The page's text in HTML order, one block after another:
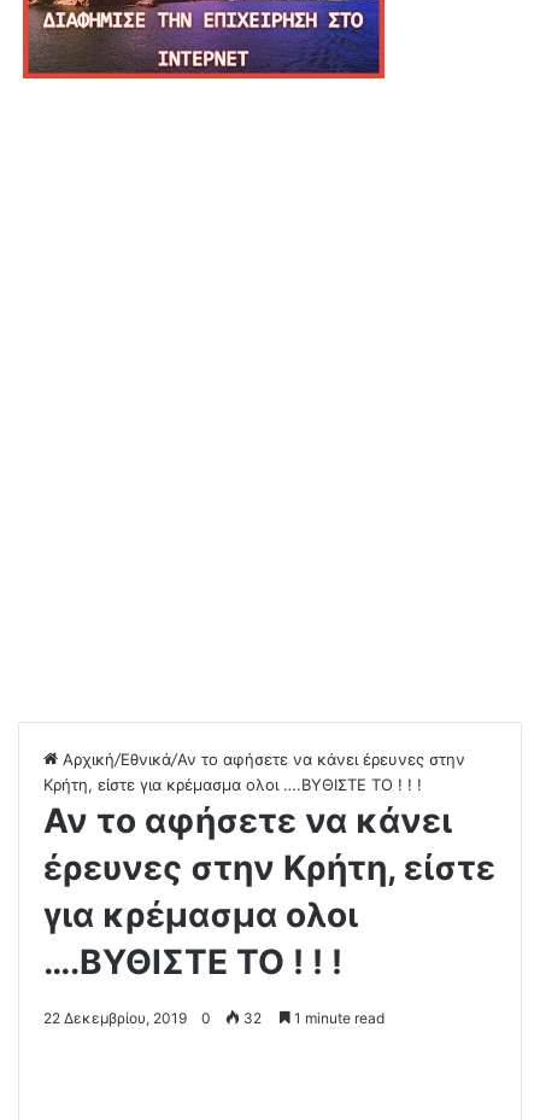
Αρχική/Εθνικά/Αν το αφήσετε να κάνει έρευνες στην
Κρήτη, είστε για κρέμασμα ολοι ….ΒΥΘΙΣΤΕ ΤΟ ! ! !
Αν το αφήσετε να κάνει
έρευνες στην Κρήτη, είστε
για κρέμασμα ολοι
….ΒΥΘΙΣΤΕ ΤΟ ! ! !
22 Δεκεμβρίου, 2019 0 32 1 minute read